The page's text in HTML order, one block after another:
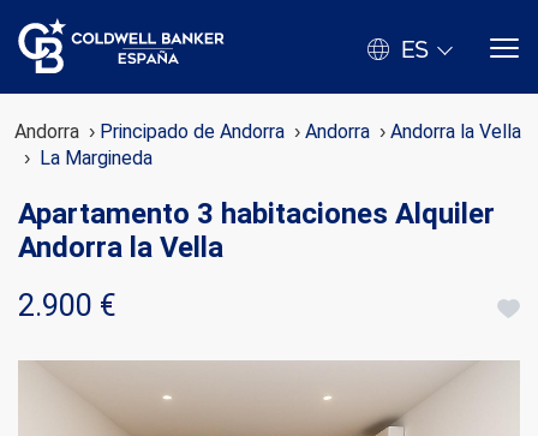
ES
Andorra Principado de Andorra Andorra
Andorra la Vella
La Margineda
Apartamento 3 habitaciones Alquiler
Andorra la Vella
2.900 €